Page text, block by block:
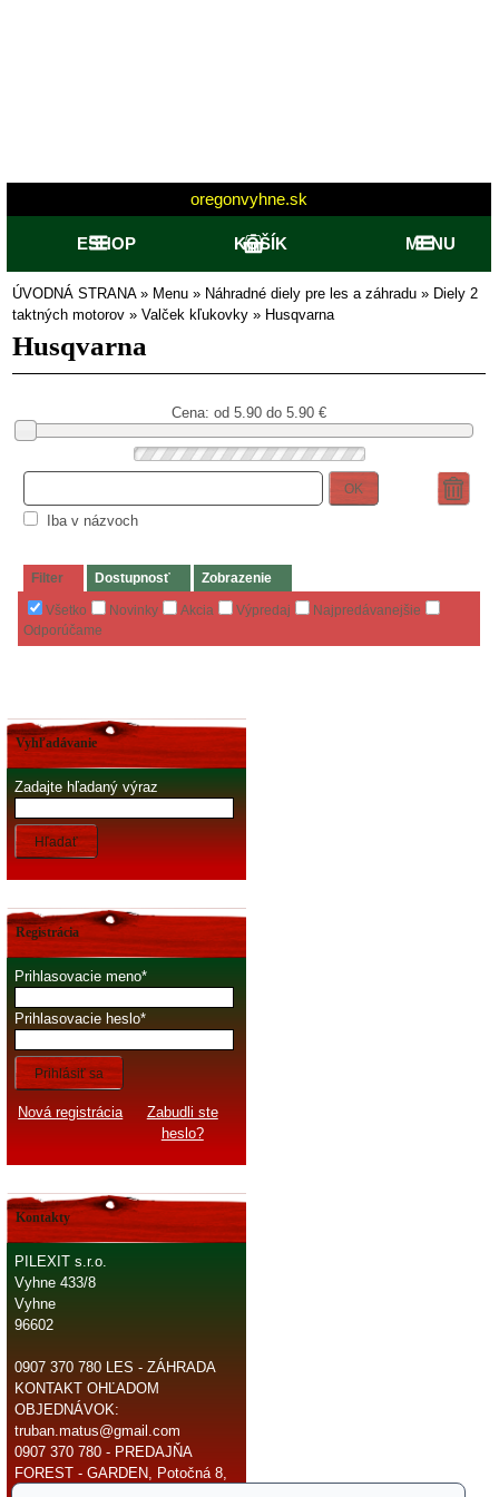
oregonvyhne.sk
ESHOP KOŠÍK MENU
ÚVODNÁ STRANA» Menu » Náhradné diely pre les a záhradu » Diely 2
taktných motorov » Valček kľukovky » Husqvarna
Husqvarna
Cena: od 5.90 do 5.90€
OK
Iba v názvoch
Filter Dostupnosť Zobrazenie
Všetko Novinky Akcia Výpredaj
Najpredávanejšie
Odporúčame
Vyhľadávanie
Zadajte hľadaný výraz
Hľadať
Registrácia
Prihlasovacie meno
Prihlasovacie heslo
Prihlásiť sa
Nová registrácia
Zabudli ste
heslo?
Kontakty
PILEXIT s.r.o.
Vyhne 433/8
Vyhne
96602
0907 370 780 LES - ZÁHRADA
KONTAKT OHĽADOM
OBJEDNÁVOK:
truban.matus@gmail.com
0907 370 780 - PREDAJŇA
FOREST - GARDEN, Potočná 8,